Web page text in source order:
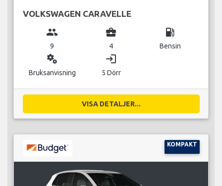
VOLKSWAGEN CARAVELLE
group
9
business_center
4
local_gas_station
Bensin
miscellaneous_services
Bruksanvisning
login
5 Dörr
VISA DETALJER...
KOMPAKT